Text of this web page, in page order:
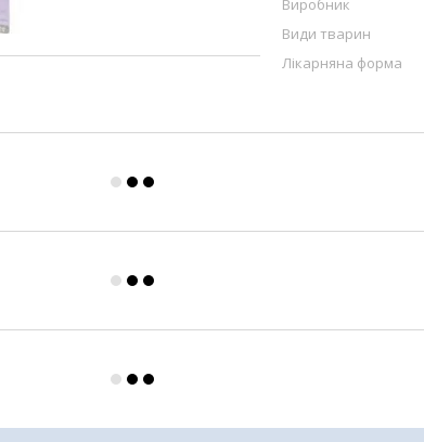
Виробник
Види тварин
Лікарняна форма